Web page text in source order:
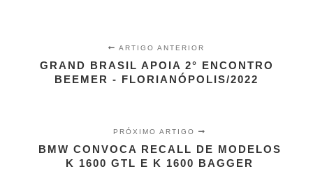
ARTIGO ANTERIOR
GRAND BRASIL APOIA 2° ENCONTRO
BEEMER - FLORIANÓPOLIS/2022
PRÓXIMO ARTIGO
BMW CONVOCA RECALL DE MODELOS
K 1600 GTL E K 1600 BAGGER